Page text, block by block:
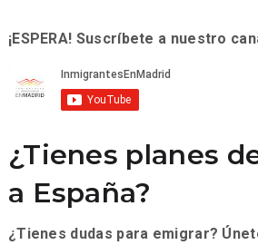
¡ESPERA! Suscríbete a nuestro
¿Tienes planes
a España?
¿Tienes dudas para emigrar?